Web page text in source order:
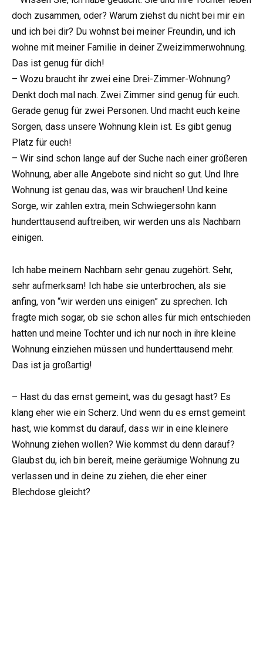
doch zusammen, oder? Warum ziehst du nicht bei mir ein
und ich bei dir? Du wohnst bei meiner Freundin, und ich
wohne mit meiner Familie in deiner Zweizimmerwohnung.
Das ist genug für dich!
– Wozu braucht ihr zwei eine Drei-Zimmer-Wohnung?
Denkt doch mal nach. Zwei Zimmer sind genug für euch.
Gerade genug für zwei Personen. Und macht euch keine
Sorgen, dass unsere Wohnung klein ist. Es gibt genug
Platz für euch!
– Wir sind schon lange auf der Suche nach einer größeren
Wohnung, aber alle Angebote sind nicht so gut. Und Ihre
Wohnung ist genau das, was wir brauchen! Und keine
Sorge, wir zahlen extra, mein Schwiegersohn kann
hunderttausend auftreiben, wir werden uns als Nachbarn
einigen.
Ich habe meinem Nachbarn sehr genau zugehört. Sehr,
sehr aufmerksam! Ich habe sie unterbrochen, als sie
anfing, von “wir werden uns einigen” zu sprechen. Ich
fragte mich sogar, ob sie schon alles für mich entschieden
hatten und meine Tochter und ich nur noch in ihre kleine
Wohnung einziehen müssen und hunderttausend mehr.
Das ist ja großartig!
– Hast du das ernst gemeint, was du gesagt hast? Es
klang eher wie ein Scherz. Und wenn du es ernst gemeint
hast, wie kommst du darauf, dass wir in eine kleinere
Wohnung ziehen wollen? Wie kommst du denn darauf?
Glaubst du, ich bin bereit, meine geräumige Wohnung zu
verlassen und in deine zu ziehen, die eher einer
Blechdose gleicht?